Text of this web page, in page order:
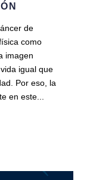
de
como
imagen
igual que
Por eso, la
en este...